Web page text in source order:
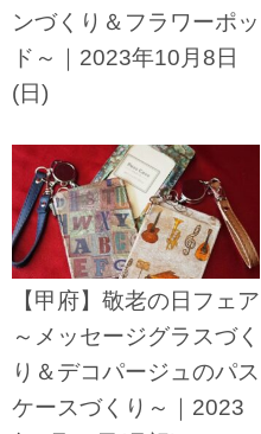
ンづくり＆フラワーポッ
ド～｜2023年10月8日
(日)
【甲府】敬老の日フェア
～メッセージグラスづく
り＆デコパージュのパス
ケースづくり～｜2023